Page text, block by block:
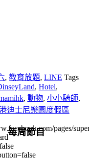
, 教育放題, LINE Tags
, Hotel,
, 動物, 小小騎師,
迪士尼樂園度假區
pages/
每周節目